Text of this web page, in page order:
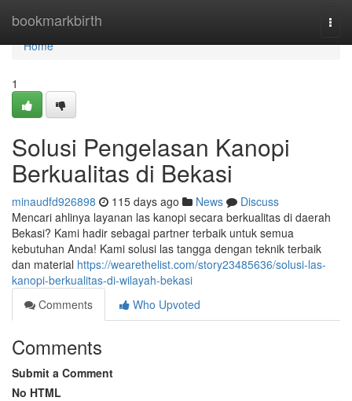
bookmarkbirth
Home
Home
1
Solusi Pengelasan Kanopi
Berkualitas di Bekasi
minaudfd926898 115 days ago News
Discuss
Mencari ahlinya layanan las kanopi secara berkualitas di daerah
Bekasi? Kami hadir sebagai partner terbaik untuk semua
kebutuhan Anda! Kami solusi las tangga dengan teknik terbaik
dan material https://wearethelist.com/story23485636/solusi-las-
kanopi-berkualitas-di-wilayah-bekasi
Comments
Who Upvoted
Comments
Submit a Comment
No HTML